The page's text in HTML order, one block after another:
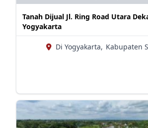
Tanah Dijual Jl. Ring Road Utara
Yogyakarta
Di Yogyakarta, Kabupaten